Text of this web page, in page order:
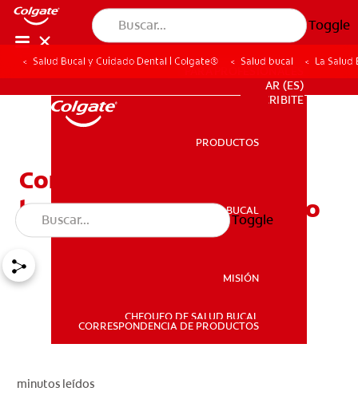
Toggle
SALUD BUCAL
PARA PROFESIONALES
AR (ES)
SUSCRIBITE
PRODUCTOS
SALUD BUCAL
MISIÓN
CHEQUEO DE SALUD BUCAL
CORRESPONDENCIA DE PRODUCTOS
Toggle
Salud Bucal y Cuidado Dental | Colgate® Salud bucal La Salud
Como cuidar de la salud
bucal durante el embarazo
minutos leídos